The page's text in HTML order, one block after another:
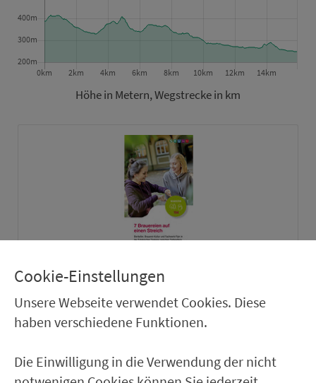
Höhe in Metern, Wegstrecke in km
Zum Download
Oder Prospekt bestellen:
jetzt bestellen
Cookie-Einstellungen
Unsere Webseite verwendet Cookies. Diese
haben verschiedene Funktionen.
Die Einwilligung in die Verwendung der nicht